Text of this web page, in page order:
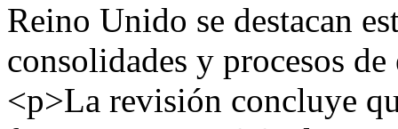
Reino Unido se destacan
consolidades y procesos
<p>La revisión concluye